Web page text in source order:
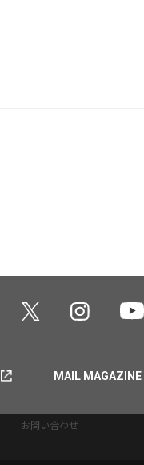
MAIL MAGAZINE
お問い合わせ